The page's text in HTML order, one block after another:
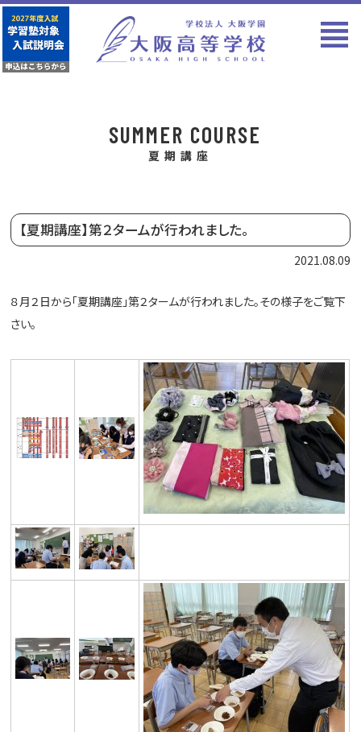
SUMMER COURSE
夏期講座
【夏期講座】第２タームが行われました。
2021.08.09
８月２日から「夏期講座」第２タームが行われました。その様子をご覧下
さい。